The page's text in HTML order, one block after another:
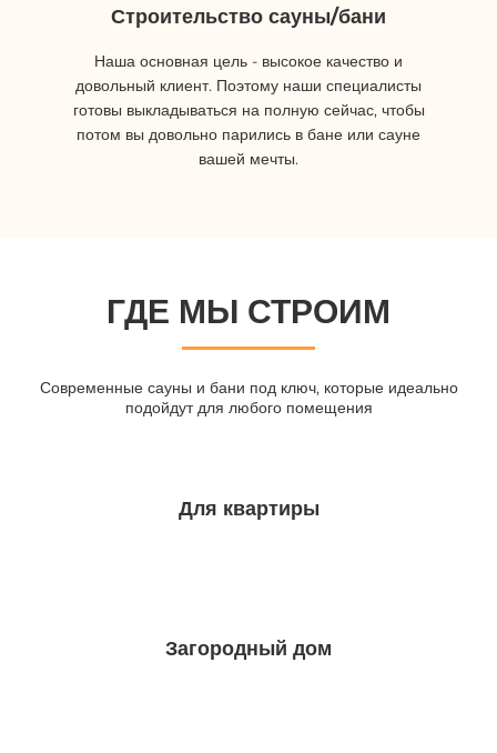
Строительство сауны/бани
Наша основная цель - высокое качество и
довольный клиент. Поэтому наши специалисты
готовы выкладываться на полную сейчас, чтобы
потом вы довольно парились в бане или сауне
вашей мечты.
ГДЕ МЫ СТРОИМ
Современные сауны и бани под ключ, которые идеально
подойдут для любого помещения
Для квартиры
Загородный дом